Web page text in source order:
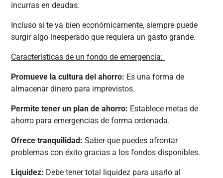
incurras en deudas.
Incluso si te va bien económicamente, siempre puede
surgir algo inesperado que requiera un gasto grande.
Características de un fondo de emergencia:
Promueve la cultura del ahorro: Es una forma de
almacenar dinero para imprevistos.
Permite tener un plan de ahorro: Establece metas de
ahorro para emergencias de forma ordenada.
Ofrece tranquilidad: Saber que puedes afrontar
problemas con éxito gracias a los fondos disponibles.
Liquidez: Debe tener total liquidez para usarlo al